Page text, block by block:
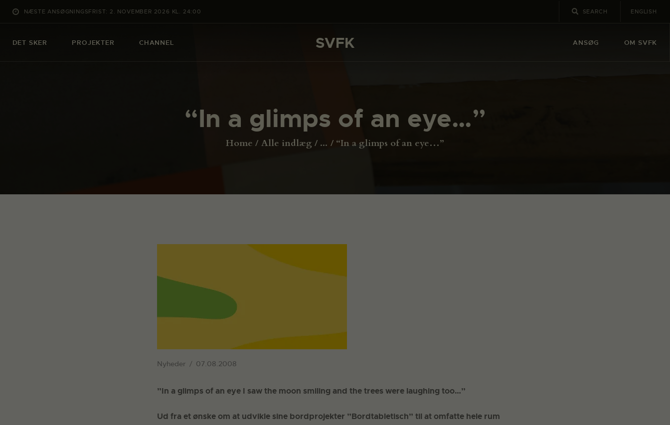
NÆSTE ANSØGNINGSFRIST: 2. NOVEMBER 2026 KL. 24:00 ENGLISH
DET SKER PROJEKTER CHANNEL SVFK ANSØG OM SVFK
“In a glimps of an eye…”
Home Alle indlæg ... “In a glimps of an eye…”
SVFK
PROJEKTER
OM SVFK
ENGLISH
Nyheder 07.08.2008
”In a glimps of an eye I saw the moon smiling and the trees were laughing too…”
Ud fra et ønske om at udvikle sine bordprojekter ”Bordtabletisch” til at omfatte hele rum